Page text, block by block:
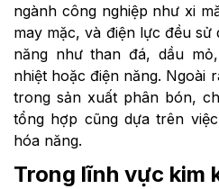
ngành công nghiệp như xi
may mặc, và điện lực đều sử
năng như than đá, dầu
nhiệt hoặc điện năng. Ngoài
trong sản xuất phân bón,
tổng hợp cũng dựa trên
hóa năng.
Trong lĩnh vực kim